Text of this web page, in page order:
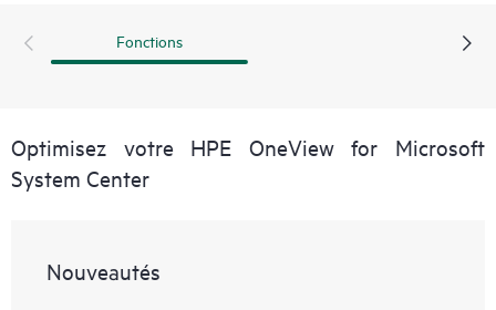
bénéficient d’un meilleur contrôle sur leurs environnements
technologiques. Cela garantit la cohérence du déploiement
stockage, réduisant ainsi le risque de temps d’arrêt.
Fonctions
Optimisez votre HPE OneView for Microsoft
System Center
Nouveautés